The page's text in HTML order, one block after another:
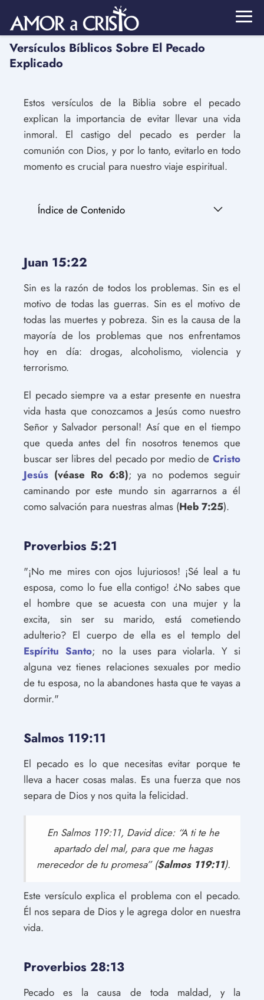
Versículos Bíblicos Sobre El Pecado
Explicado
Estos versículos de la Biblia sobre el pecado
explican la importancia de evitar llevar una vida
inmoral. El castigo del pecado es perder la
comunión con Dios, y por lo tanto, evitarlo en todo
momento es crucial para nuestro viaje espiritual.
Índice de Contenido
Juan 15:22
Sin es la razón de todos los problemas. Sin es el
motivo de todas las guerras. Sin es el motivo de
todas las muertes y pobreza. Sin es la causa de la
mayoría de los problemas que nos enfrentamos
hoy en día: drogas, alcoholismo, violencia y
terrorismo.
El pecado siempre va a estar presente en nuestra
vida hasta que conozcamos a Jesús como nuestro
Señor y Salvador personal! Así que en el tiempo
que queda antes del fin nosotros tenemos que
buscar ser libres del pecado por medio de Cristo
Jesús (véase Ro 6:8); ya no podemos seguir
caminando por este mundo sin agarrarnos a él
como salvación para nuestras almas (Heb 7:25).
Proverbios 5:21
"¡No me mires con ojos lujuriosos! ¡Sé leal a tu
esposa, como lo fue ella contigo! ¿No sabes que
el hombre que se acuesta con una mujer y la
excita, sin ser su marido, está cometiendo
adulterio? El cuerpo de ella es el templo del
Espíritu Santo; no la uses para violarla. Y si
alguna vez tienes relaciones sexuales por medio
de tu esposa, no la abandones hasta que te vayas a
dormir."
Salmos 119:11
El pecado es lo que necesitas evitar porque te
lleva a hacer cosas malas. Es una fuerza que nos
separa de Dios y nos quita la felicidad.
En Salmos 119:11, David dice: “A ti te he
apartado del mal, para que me hagas
merecedor de tu promesa” (Salmos 119:11).
Este versículo explica el problema con el pecado.
Él nos separa de Dios y le agrega dolor en nuestra
vida.
Proverbios 28:13
Pecado es la causa de toda maldad, y la